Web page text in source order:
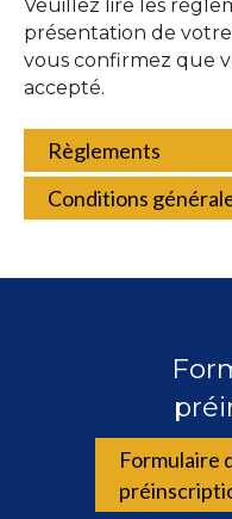
Veuillez lire les
présentation de
vous confirmez que
accepté.
Règlements
Conditions
Formulaire